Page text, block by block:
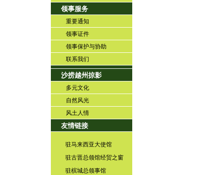
领事服务
重要通知
领事证件
领事保护与协助
联系我们
沙捞越州掠影
多元文化
自然风光
风土人情
友情链接
驻马来西亚大使馆
驻古晋总领馆经贸之窗
驻槟城总领事馆